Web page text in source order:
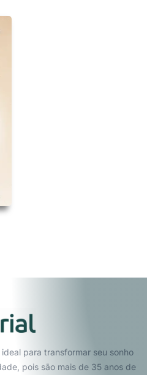
para transformar seu sonho
pois são mais de 35 anos de